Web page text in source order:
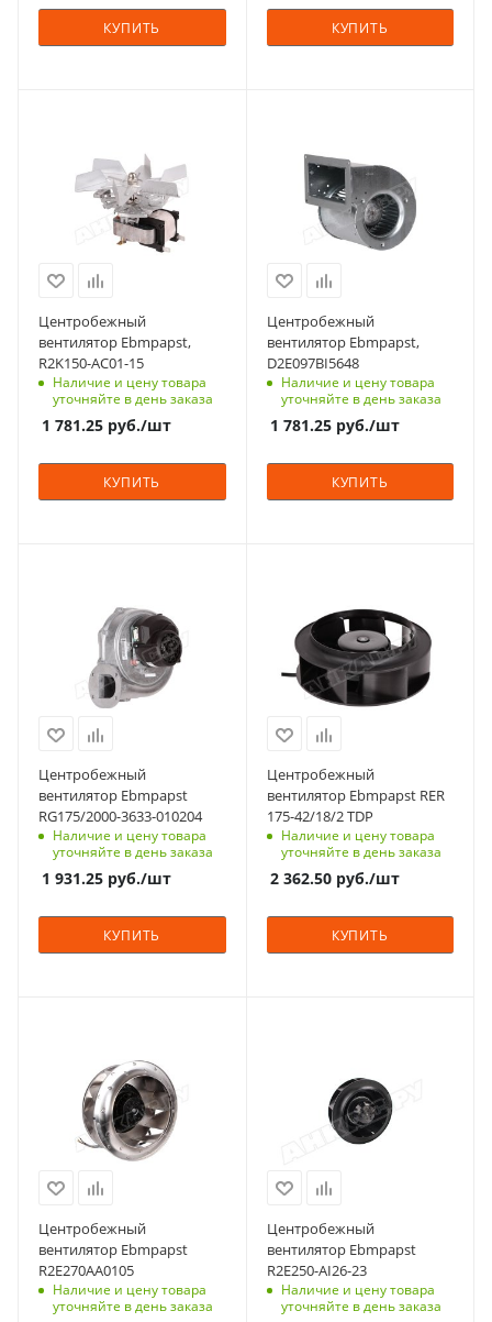
КУПИТЬ КУПИТЬ
Центробежный
вентилятор Ebmpapst,
R2K150-AC01-15
Наличие и цену товара
уточняйте в день заказа
1 781.25 руб./шт
КУПИТЬ
Центробежный
вентилятор Ebmpapst,
D2E097BI5648
Наличие и цену товара
уточняйте в день заказа
1 781.25руб./шт
КУПИТЬ
Центробежный
вентилятор Ebmpapst
RG175/2000-3633-010204
Наличие и цену товара
уточняйте в день заказа
1 931.25 руб./шт
КУПИТЬ
Центробежный
вентилятор Ebmpapst RER
175-42/18/2 TDP
Наличие и цену товара
уточняйте в день заказа
2 362.50руб./шт
КУПИТЬ
Центробежный
вентилятор Ebmpapst
R2E270AA0105
Наличие и цену товара
уточняйте в день заказа
Центробежный
вентилятор Ebmpapst
R2E250-AI26-23
Наличие и цену товара
уточняйте в день заказа